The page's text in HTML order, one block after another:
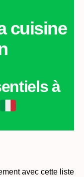
cuisine
à
avec cette liste